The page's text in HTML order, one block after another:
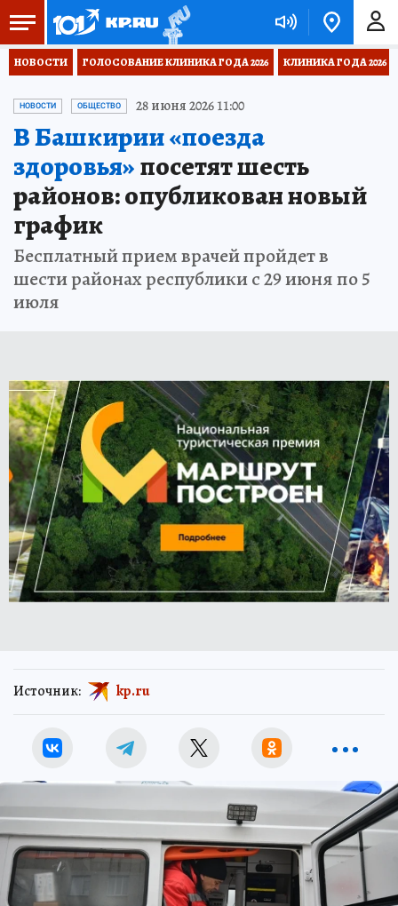
НОВОСТИ ГОЛОСОВАНИЕ КЛИНИКА ГОДА 2026 КЛИНИКА ГОДА 2026
НОВОСТИ ОБЩЕСТВО 28 июня 2026 11:00
В Башкирии «поезда
здоровья»посетят шесть
районов: опубликован новый
график
Бесплатный прием врачей пройдет в
шести районах республики с 29 июня по 5
июля
Источник: kp.ru